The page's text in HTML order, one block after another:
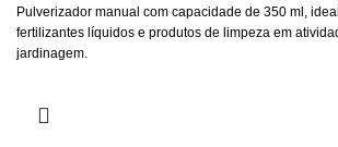
Pulverizador manual com capacidade de 350 ml,
fertilizantes líquidos e produtos de limpeza em
jardinagem.